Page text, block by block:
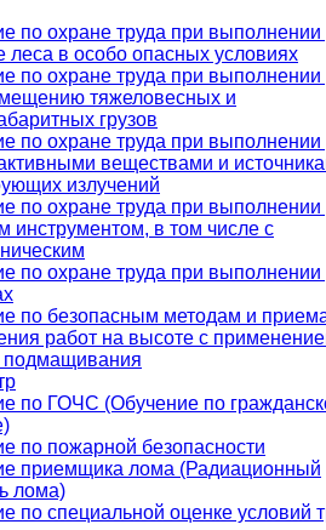
по охране труда при выполнении
леса в особо опасных условиях
по охране труда при выполнении
тяжеловесных и
грузов
по охране труда при выполнении
веществами и
излучений
по охране труда при выполнении
инструментом, в том числе с
по охране труда при выполнении
по безопасным методам и
работ на высоте с
подмащивания
по ГОЧС (Обучение по
по пожарной безопасности
приемщика лома (Радиационный
лома)
по специальной оценке условий